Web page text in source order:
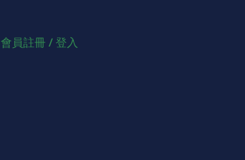
會員註冊 / 登入